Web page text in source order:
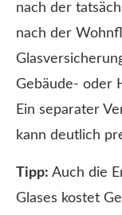
nach der
nach der
Gebäude- oder
Ein separater
kann deutlich
Tipp: Auch die
Glases kostet